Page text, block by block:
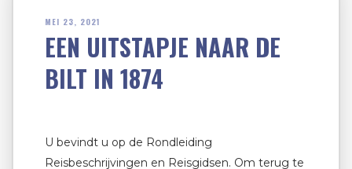
MEI 23, 2021
EEN UITSTAPJE NAAR DE
BILT IN 1874
U bevindt u op de Rondleiding
Reisbeschrijvingen en Reisgidsen. Om terug te